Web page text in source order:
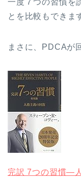
一度７つの習慣を
とを比較もできま
まさに、PDCAが
完訳 7つの習慣―